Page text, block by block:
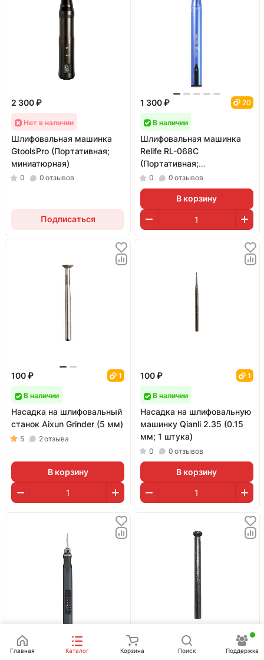
2 300 ₽
Нет в наличии
Шлифовальная машинка
GtoolsPro (Портативная;
миниатюрная)
0 0 отзывов
Подписаться
1 300 ₽ 20
В наличии
Шлифовальная машинка
Relife RL-068C
(Портативная;
миниатюрная)
0 0 отзывов
В корзину
100 ₽ 1
В наличии
Насадка на шлифовальный
станок Aixun Grinder (5 мм)
5 2отзыва
В корзину
100 ₽ 1
В наличии
Насадка на шлифовальную
машинку Qianli 2.35 (0.15
мм; 1 штука)
0 0 отзывов
В корзину
1 950 ₽ 200 ₽
Главная Каталог Корзина Поиск Поддержка